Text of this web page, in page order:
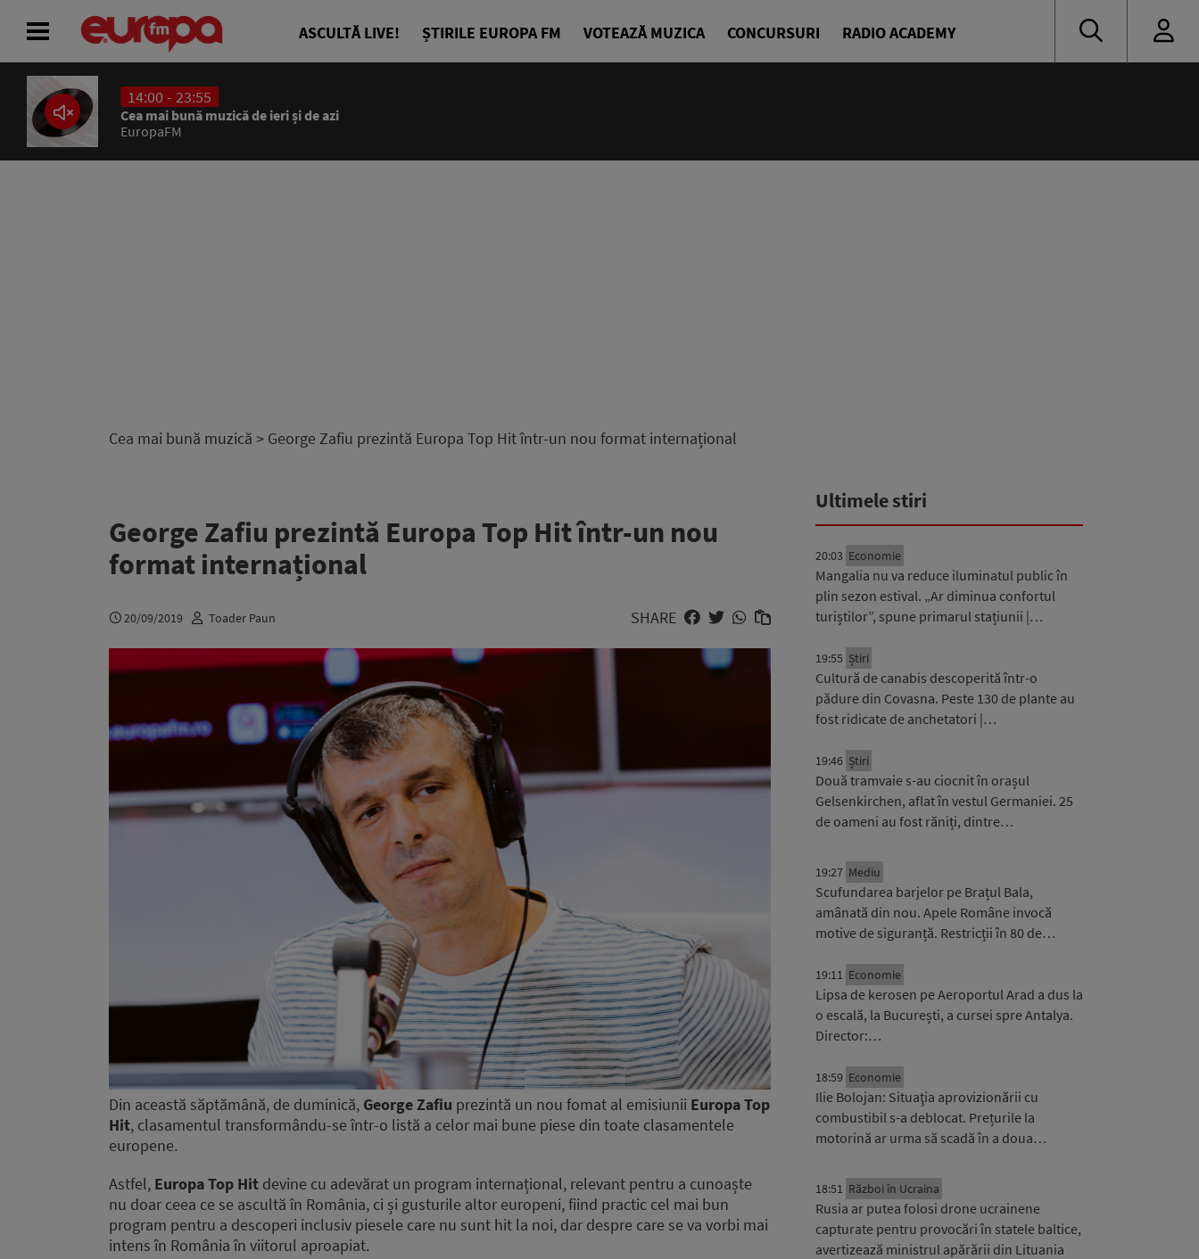
ASCULTĂ LIVE! ȘTIRILE EUROPA FM VOTEAZĂ MUZICA CONCURSURI RADIO ACADEMY
14:00 - 23:55
Cea mai bună muzică de ieri și de azi
EuropaFM
Cea mai bună muzică > George Zafiu prezintă Europa Top Hit într-un nou format internațional
George Zafiu prezintă Europa Top Hit într-un nou
format internațional
20/09/2019 Toader Paun SHARE
Din această săptămână, de duminică, George Zafiu prezintă un nou fomat al emisiunii Europa Top
Hit, clasamentul transformându-se într-o listă a celor mai bune piese din toate clasamentele
europene.
Astfel, Europa Top Hit devine cu adevărat un program internațional, relevant pentru a cunoaște
nu doar ceea ce se ascultă în România, ci și gusturile altor europeni, fiind practic cel mai bun
program pentru a descoperi inclusiv piesele care nu sunt hit la noi, dar despre care se va vorbi mai
intens în România în viitorul aproapiat.
Ultimele stiri
20:03 Economie
Mangalia nu va reduce iluminatul public în
plin sezon estival. „Ar diminua confortul
turiștilor”, spune primarul stațiunii |…
19:55 Știri
Cultură de canabis descoperită într-o
pădure din Covasna. Peste 130 de plante au
fost ridicate de anchetatori |…
19:46 Știri
Două tramvaie s-au ciocnit în orașul
Gelsenkirchen, aflat în vestul Germaniei. 25
de oameni au fost răniți, dintre…
19:27 Mediu
Scufundarea barjelor pe Brațul Bala,
amânată din nou. Apele Române invocă
motive de siguranță. Restricții în 80 de…
19:11 Economie
Lipsa de kerosen pe Aeroportul Arad a dus la
o escală, la București, a cursei spre Antalya.
Director:…
18:59 Economie
Ilie Bolojan: Situaţia aprovizionării cu
combustibil s-a deblocat. Prețurile la
motorină ar urma să scadă în a doua…
18:51 Război în Ucraina
Rusia ar putea folosi drone ucrainene
capturate pentru provocări în statele baltice,
avertizează ministrul apărării din Lituania
ACASĂ
ȘTIRI